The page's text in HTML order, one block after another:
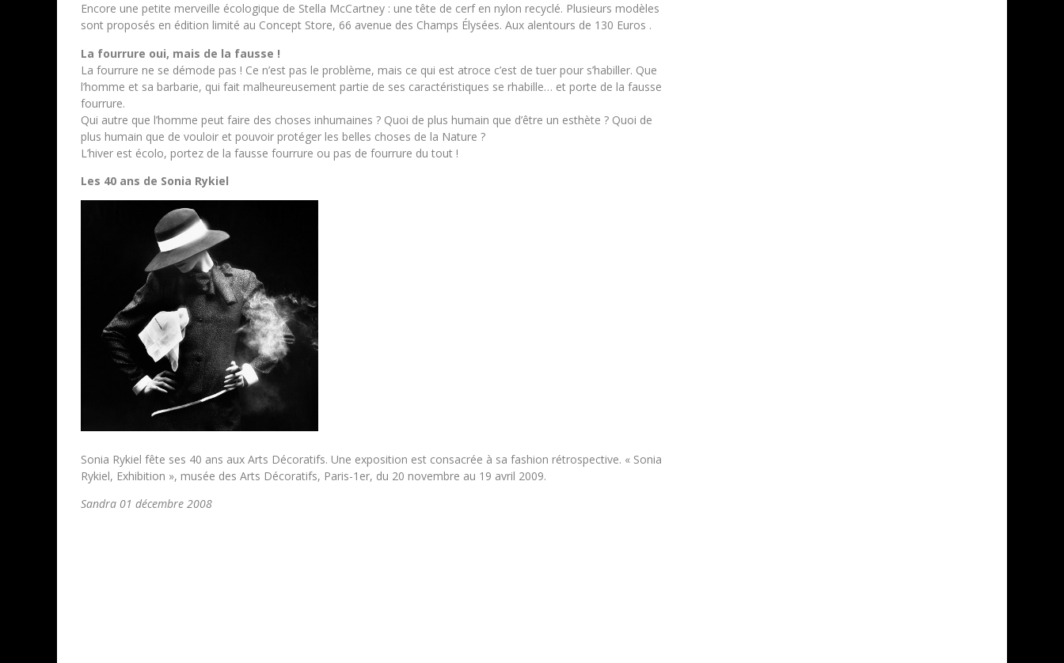
Encore une petite merveille écologique de Stella McCartney : une tête de cerf en nylon recyclé. Plusieurs modèles
sont proposés en édition limité au Concept Store, 66 avenue des Champs Élysées. Aux alentours de 130 Euros .
La fourrure oui, mais de la fausse !
La fourrure ne se démode pas ! Ce n’est pas le problème, mais ce qui est atroce c’est de tuer pour s’habiller. Que
l’homme et sa barbarie, qui fait malheureusement partie de ses caractéristiques se rhabille… et porte de la fausse
fourrure.
Qui autre que l’homme peut faire des choses inhumaines ? Quoi de plus humain que d’être un esthète ? Quoi de
plus humain que de vouloir et pouvoir protéger les belles choses de la Nature ?
L’hiver est écolo, portez de la fausse fourrure ou pas de fourrure du tout !
Les 40 ans de Sonia Rykiel
Sonia Rykiel fête ses 40 ans aux Arts Décoratifs. Une exposition est consacrée à sa fashion rétrospective. « Sonia
Rykiel, Exhibition », musée des Arts Décoratifs, Paris-1er, du 20 novembre au 19 avril 2009.
Sandra 01 décembre 2008